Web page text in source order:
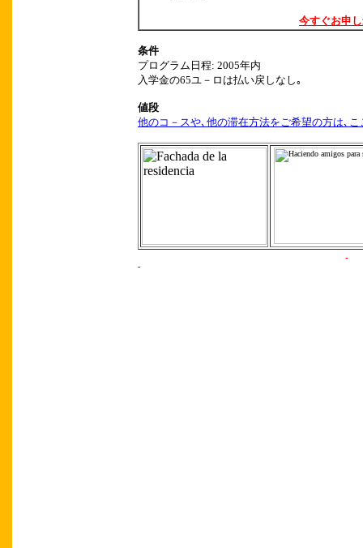
今すぐお申
条件
プログラム日程: 2005年内
入学金の65ユ－ロは払い戻しなし｡
値段
他のコ－スや､他の滞在方法をご希望の方は､ こ